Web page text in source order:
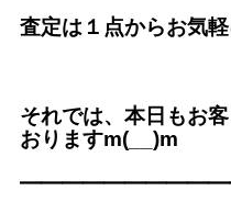
査定は１点からお気
それでは、本日もお
おりますm(__)m